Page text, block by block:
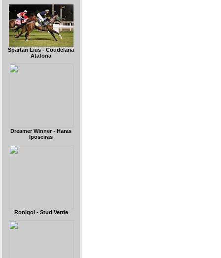
Spartan Lius - Coudelaria
Atafona
Dreamer Winner - Haras
Iposeiras
Ronigol - Stud Verde